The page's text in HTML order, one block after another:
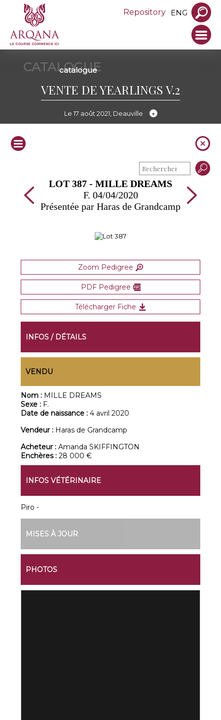
Repository ENG
CATALOGUE
catalogue
VENTE DE YEARLINGS V.2
Le 17 août 2021, Deauville
LOT 387 - MILLE DREAMS
F. 04/04/2020
Présentée par Haras de Grandcamp
Zoom Pedigree
PDF Pedigree
Télécharger Fiche
INFOS / DÉTAILS
VENDU
Nom : MILLE DREAMS
Sexe : F.
Date de naissance :4 avril 2020
Vendeur : Haras de Grandcamp
Acheteur :Amanda SKIFFINGTON
Enchères :28 000 €
INFOS VÉTÉRINAIRE
Piro -
MISES À JOUR
PHOTOS